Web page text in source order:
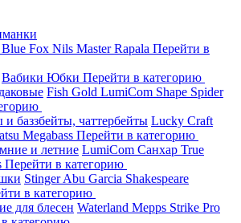
Blue Fox Nils MasterRapala Перейти в
Вабики Юбки Перейти в категорию
Fish Gold LumiCom Shape Spider
баззбейты, чаттербейты Lucky Craft
Megabass Перейти в категорию
и летние LumiCom Санхар True
Перейти в категорию
StingerAbu Garcia Shakespeare
в категорию
для блесен Waterland Mepps Strike Pro